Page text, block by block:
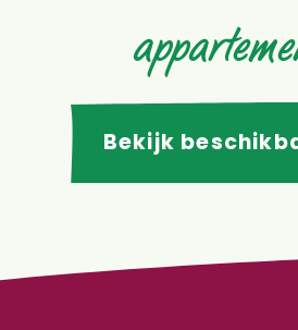
Bekijk